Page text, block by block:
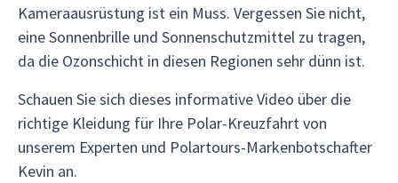
Kameraausrüstung ist ein Muss. Vergessen Sie nicht,
eine Sonnenbrille und Sonnenschutzmittel zu tragen,
da die Ozonschicht in diesen Regionen sehr dünn ist.
Schauen Sie sich dieses informative Video über die
richtige Kleidung für Ihre Polar-Kreuzfahrt von
unserem Experten und Polartours-Markenbotschafter
Kevin an.